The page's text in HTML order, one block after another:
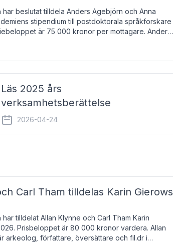
har beslutat tilldela Anders Agebjörn och Anna
stipendium till postdoktorala språkforskare
är 75 000 kronor per mottagare. Anders
är universitet
Läs 2025 års
verksamhetsberättelse
2026-04-24
Carl Tham tilldelas Karin Gierows
tilldelat Allan Klynne och Carl Tham Karin
Prisbeloppet är 80 000 kronor vardera. Allan
arkeolog, författare, översättare och fil.dr i